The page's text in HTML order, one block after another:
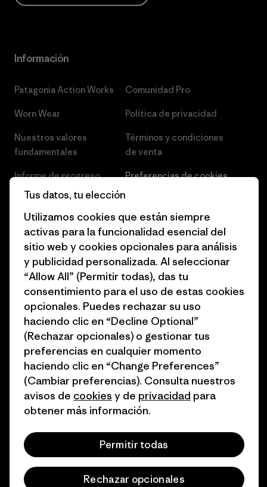
Información
Patagonia Action Works
Worn Wear
Nuestros valores
fundamentales
Informe de progreso
Business Unusual
Objetivos climáticos
1% for the Planet
Cómo financiamos
Tarjetas regalo
Encuentra una tienda
Comunidad Pro
Política de privacidad
Términos y condiciones
de venta
Preferencias de cookies
Empleo
Prensa
Programa para profesionales
del sector
Programa de afiliados
Mapa del sitio Patagonia
España
© 2026 Patagonia, Inc. Todos los derechos reservados.
español
Tus datos, tu elección
Utilizamos cookies que están siempre
activas para la funcionalidad esencial del
sitio web y cookies opcionales para análisis
y publicidad personalizada. Al seleccionar
“Allow All” (Permitir todas), das tu
consentimiento para el uso de estas cookies
opcionales. Puedes rechazar su uso
haciendo clic en “Decline Optional”
(Rechazar opcionales) o gestionar tus
preferencias en cualquier momento
haciendo clic en “Change Preferences”
(Cambiar preferencias). Consulta nuestros
avisos de cookies y de privacidad para
obtener más información.
Permitir todas
Rechazar opcionales